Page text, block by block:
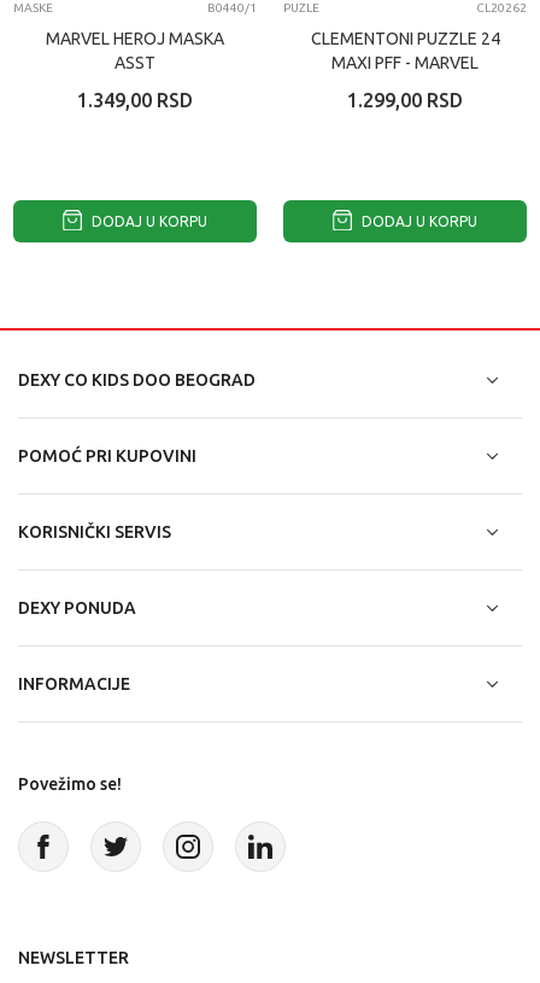
MASKE B0440/1
MARVEL HEROJ MASKA
ASST
1.349,00 RSD
DODAJ U KORPU
PUZLE CL20262
CLEMENTONI PUZZLE 24
MAXI PFF - MARVEL
1.299,00 RSD
DODAJ U KORPU
DEXY CO KIDS DOO BEOGRAD
POMOĆ PRI KUPOVINI
KORISNIČKI SERVIS
DEXY PONUDA
INFORMACIJE
Povežimo se!
NEWSLETTER